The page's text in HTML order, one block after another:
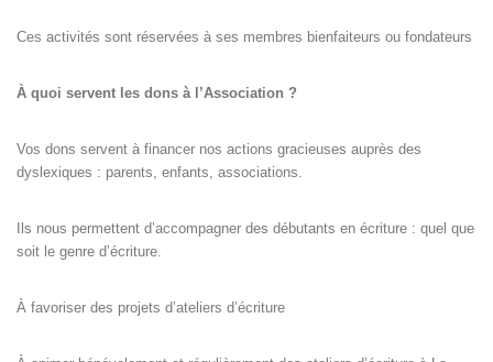
Ces activités sont réservées à ses membres bienfaiteurs ou fondateurs
À quoi servent les dons à l’Association ?
Vos dons servent à financer nos actions gracieuses auprès des
dyslexiques : parents, enfants, associations.
Ils nous permettent d’accompagner des débutants en écriture : quel que
soit le genre d’écriture.
À favoriser des projets d’ateliers d’écriture